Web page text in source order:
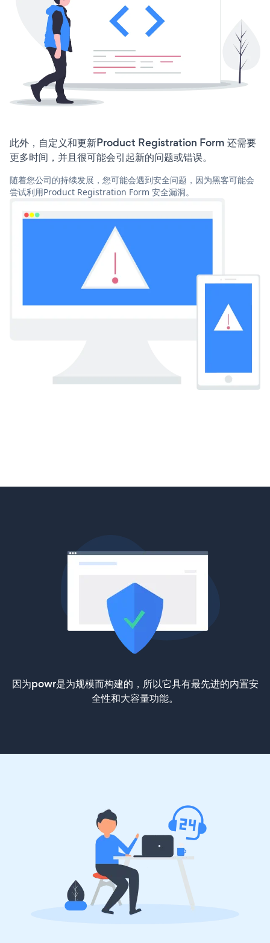
此外，自定义和更新Product Registration Form 还需要
更多时间，并且很可能会引起新的问题或错误。
随着您公司的持续发展，您可能会遇到安全问题，因为黑客可能会
尝试利用Product Registration Form 安全漏洞。
因为powr是为规模而构建的，所以它具有最先进的内置安
全性和大容量功能。